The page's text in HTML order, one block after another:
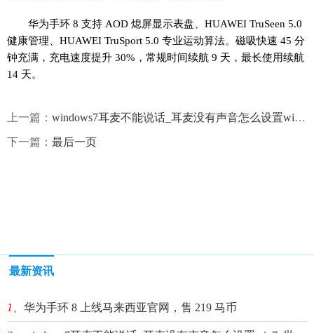
华为手环 8 支持 AOD 熄屏显示表盘、HUAWEI TruSeen 5.0
健康管理、HUAWEI TruSport 5.0 专业运动算法。 磁吸快速 45 分
钟充满，充电速度提升 30%，常规时间续航 9 天，最长使用续航
14 天。
上一篇： windows7耳麦不能说话_耳麦没有声音怎么设置win7_世界观点
下一篇： 最后一页
最新资讯
1、 华为手环 8 上线马来西亚官网，售 219 马币